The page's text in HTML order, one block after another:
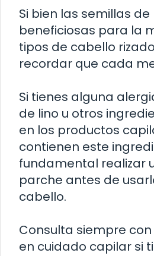
Si bien las semillas de
beneficiosas para la
tipos de cabello
recordar que cada
Si tienes alguna
de lino u otros
en los productos
contienen este
fundamental realizar
parche antes de
cabello.
Consulta siempre
en cuidado capilar si